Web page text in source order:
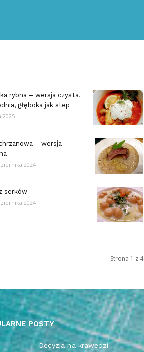
rybna – wersja czysta,
głęboka jak step
2025
– wersja
2024
serków
2024
Strona 1 z 4
POSTY
Decyzja na krawędzi